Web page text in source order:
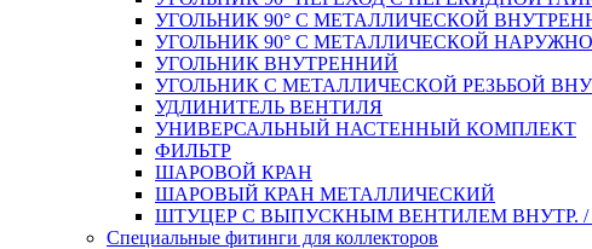
УГОЛЬНИК 90° С МЕТАЛЛИЧЕСКОЙ
УГОЛЬНИК 90° С МЕТАЛЛИЧЕСКОЙ
УГОЛЬНИК ВНУТРЕННИЙ
УГОЛЬНИК С МЕТАЛЛИЧЕСКОЙ РЕЗЬБОЙ
УДЛИНИТЕЛЬ ВЕНТИЛЯ
УНИВЕРСАЛЬНЫЙ НАСТЕННЫЙ КОМПЛЕКТ
ФИЛЬТР
ШАРОВОЙ КРАН
ШАРОВЫЙ КРАН МЕТАЛЛИЧЕСКИЙ
ШТУЦЕР С ВЫПУСКНЫМ ВЕНТИЛЕМ ВНУТР.
Специальные фитинги для коллекторов